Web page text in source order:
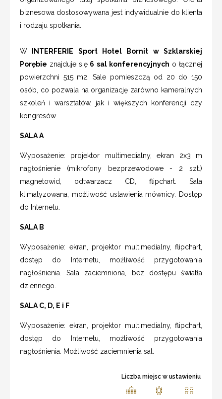
biznesowa dostosowywana jest indywidualnie do klienta
i rodzaju spotkania.
W INTERFERIE Sport Hotel Bornit w Szklarskiej
Porębie znajduje się 6 sal konferencyjnych o łącznej
powierzchni 515 m2. Sale pomieszczą od 20 do 150
osób, co pozwala na organizację zarówno kameralnych
szkoleń i warsztatów, jak i większych konferencji czy
kongresów.
SALA A
Wyposażenie: projektor multimedialny, ekran 2x3 m
nagłośnienie (mikrofony bezprzewodowe - 2 szt.)
magnetowid, odtwarzacz CD, flipchart. Sala
klimatyzowana, możliwość ustawienia mównicy. Dostęp
do Internetu.
SALA B
Wyposażenie: ekran, projektor multimedialny, flipchart,
dostęp do Internetu, możliwość przygotowania
nagłośnienia. Sala zaciemniona, bez dostępu światła
dziennego.
SALA C, D, E i F
Wyposażenie: ekran, projektor multimedialny, flipchart,
dostęp do Internetu, możliwość przygotowania
nagłośnienia. Możliwość zaciemnienia sal.
Liczba miejsc w ustawieniu